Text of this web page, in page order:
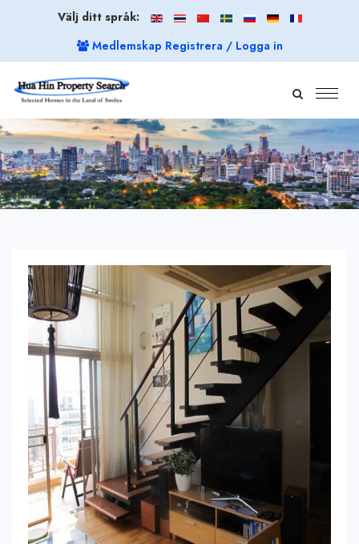
Välj ditt språk:
Medlemskap Registrera / Logga in